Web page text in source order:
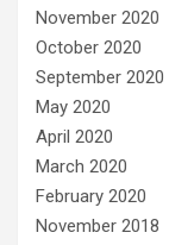
November 2020
October 2020
September 2020
May 2020
April 2020
March 2020
February 2020
November 2018